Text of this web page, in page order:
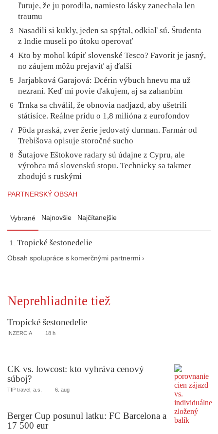
ľutuje, že ju porodila, namiesto lásky zanechala len
traumu
3
Nasadili si kukly, jeden sa spýtal, odkiaľ sú. Študenta
z Indie museli po útoku operovať
4 Kto by mohol kúpiť slovenské Tesco? Favorit je jasný,
no záujem môžu prejaviť aj ďalší
5
Jarjabková Garajová: Dcérin výbuch hnevu ma už
nezraní. Keď mi povie ďakujem, aj sa zahanbím
6
Trnka sa chválil, že obnovia nadjazd, aby ušetrili
státisíce. Reálne prídu o 1,8 milióna z eurofondov
7
Pôda praská, zver žerie jedovatý durman. Farmár od
Trebišova opisuje storočné sucho
8
Šutajove Eštokove radary sú údajne z Cypru, ale
výrobca má slovenskú stopu. Technicky sa takmer
zhodujú s ruskými
PARTNERSKÝ OBSAH
Vybrané Najnovšie Najčítanejšie
Tropické šestonedelie
Obsah spolupráce s komerčnými partnermi ›
Neprehliadnite tiež
Tropické šestonedelie
INZERCIA 18 h
CK vs. lowcost: kto vyhráva cenový
súboj?
TIP travel, a.s. 6. aug
Berger Cup posunul latku: FC Barcelona a
17 500 eur